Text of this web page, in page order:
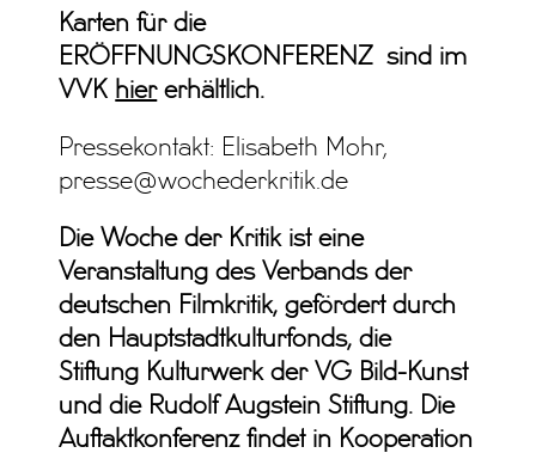
Karten für die
ERÖFFNUNGSKONFERENZ sind im
VVK hiererhältlich.
Pressekontakt: Elisabeth Mohr,
presse@wochederkritik.de
Die Woche der Kritik ist eine
Veranstaltung des Verbands der
deutschen Filmkritik, gefördert durch
den Hauptstadtkulturfonds, die
Stiftung Kulturwerk der VG Bild-Kunst
und die Rudolf Augstein Stiftung. Die
Auftaktkonferenz findet in Kooperation